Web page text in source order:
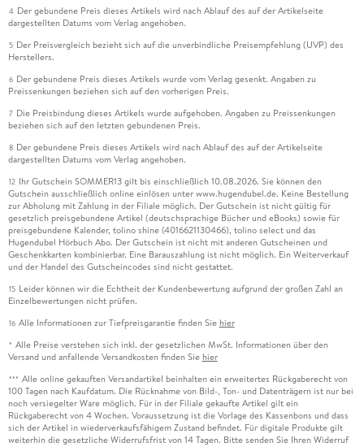
4 Der gebundene Preis dieses Artikels wird nach Ablauf des auf der Artikelseite
dargestellten Datums vom Verlag angehoben.
5 Der Preisvergleich bezieht sich auf die unverbindliche Preisempfehlung (UVP) des
Herstellers.
6 Der gebundene Preis dieses Artikels wurde vom Verlag gesenkt. Angaben zu
Preissenkungen beziehen sich auf den vorherigen Preis.
7 Die Preisbindung dieses Artikels wurde aufgehoben. Angaben zu Preissenkungen
beziehen sich auf den letzten gebundenen Preis.
8 Der gebundene Preis dieses Artikels wird nach Ablauf des auf der Artikelseite
dargestellten Datums vom Verlag angehoben.
12 Ihr Gutschein SOMMER13 gilt bis einschließlich 10.08.2026. Sie können den
Gutschein ausschließlich online einlösen unter www.hugendubel.de. Keine Bestellung
zur Abholung mit Zahlung in der Filiale möglich. Der Gutschein ist nicht gültig für
gesetzlich preisgebundene Artikel (deutschsprachige Bücher und eBooks) sowie für
preisgebundene Kalender, tolino shine (4016621130466), tolino select und das
Hugendubel Hörbuch Abo. Der Gutschein ist nicht mit anderen Gutscheinen und
Geschenkkarten kombinierbar. Eine Barauszahlung ist nicht möglich. Ein Weiterverkauf
und der Handel des Gutscheincodes sind nicht gestattet.
15 Leider können wir die Echtheit der Kundenbewertung aufgrund der großen Zahl an
Einzelbewertungen nicht prüfen.
16 Alle Informationen zur Tiefpreisgarantie finden Sie hier
* Alle Preise verstehen sich inkl. der gesetzlichen MwSt. Informationen über den
Versand und anfallende Versandkosten finden Sie hier
*** Alle online gekauften Versandartikel beinhalten ein erweitertes Rückgaberecht von
100 Tagen nach Kaufdatum. Die Rücknahme von Bild-, Ton- und Datenträgern ist nur bei
noch versiegelter Ware möglich. Für in der Filiale gekaufte Artikel gilt ein
Rückgaberecht von 4 Wochen. Voraussetzung ist die Vorlage des Kassenbons und dass
sich der Artikel in wiederverkaufsfähigem Zustand befindet. Für digitale Produkte gilt
weiterhin die gesetzliche Widerrufsfrist von 14 Tagen. Bitte senden Sie Ihren Widerruf